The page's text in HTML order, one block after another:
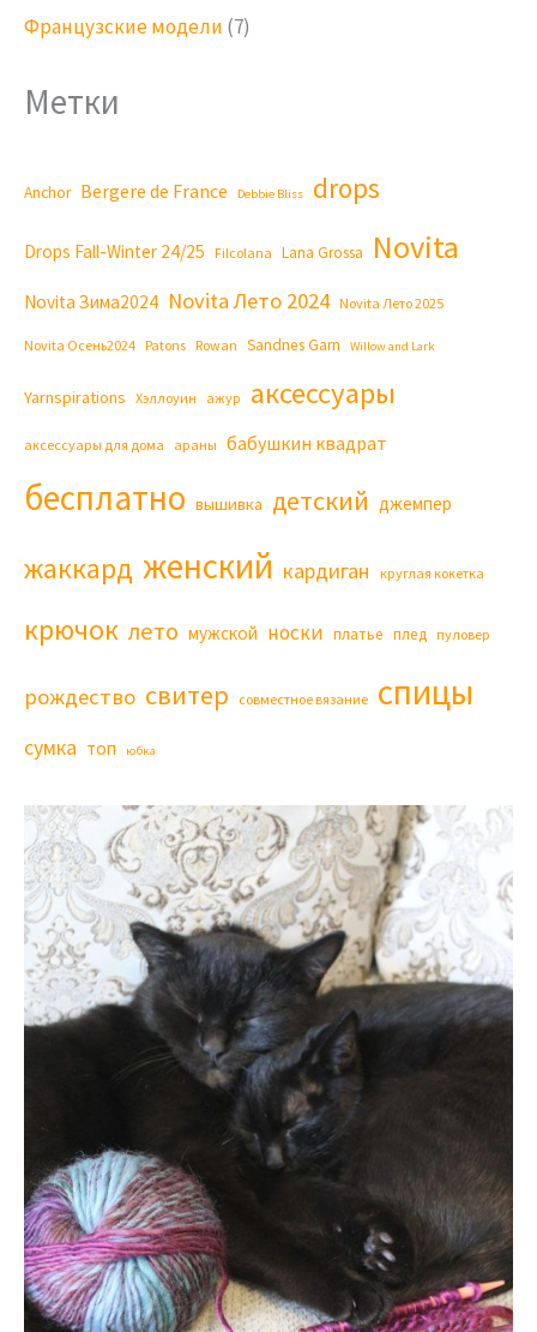
Французские модели (7)
Метки
Anchor Bergere de France Debbie Bliss drops
Drops Fall-Winter 24/25 Filcolana Lana Grossa Novita
Novita Зима2024 Novita Лето 2024 Novita Лето 2025
Novita Осень2024 Patons Rowan Sandnes Garn Willow and Lark
Yarnspirations Хэллоуин ажур аксессуары
аксессуары для дома араны бабушкин квадрат
бесплатно вышивка детский джемпер
жаккард женский кардиган круглая кокетка
крючок лето мужской носки платье плед пуловер
рождество свитер совместное вязание спицы
сумка топ юбка